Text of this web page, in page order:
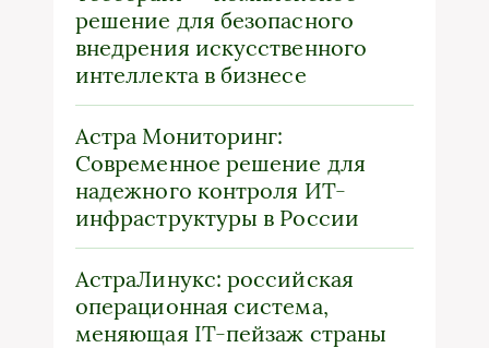
решение для безопасного
внедрения искусственного
интеллекта в бизнесе
Астра Мониторинг:
Современное решение для
надежного контроля ИТ-
инфраструктуры в России
АстраЛинукс: российская
операционная система,
меняющая IT-пейзаж страны